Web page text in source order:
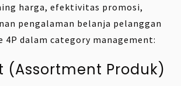
harga, efektivitas promosi,
pengalaman belanja pelanggan
4P dalam category management:
(Assortment Produk)